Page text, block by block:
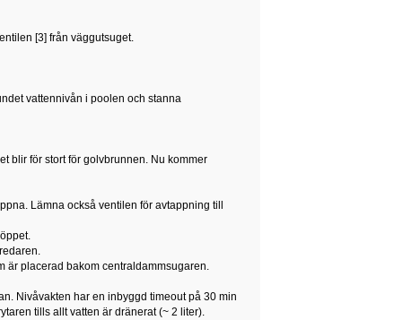
[3] från väggutsuget.
vattennivån i poolen och stanna
blir för stort för golvbrunnen. Nu kommer
Lämna också ventilen för avtappning till
är placerad bakom centraldammsugaren.
Nivåvakten har en inbyggd timeout på 30 min
tills allt vatten är dränerat (~ 2 liter).